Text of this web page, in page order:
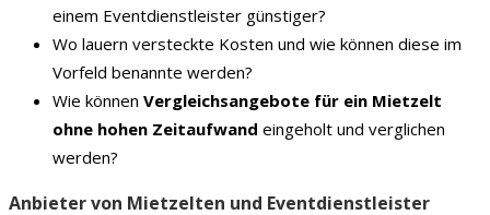
einem Eventdienstleister günstiger?
Wo lauern versteckte Kosten und wie können diese im
Vorfeld benannte werden?
Wie können Vergleichsangebote für ein Mietzelt
ohne hohen Zeitaufwand eingeholt und verglichen
werden?
Anbieter von Mietzelten und Eventdienstleister